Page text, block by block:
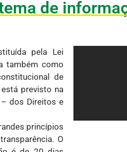
de
pela Lei
também como
de
previsto na
dos Direitos e
princípios
O